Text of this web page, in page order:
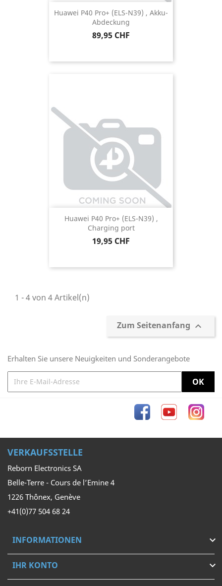
Huawei P40 Pro+ (ELS-N39) , Akku-
Abdeckung
Preis
89,95 CHF
Huawei P40 Pro+ (ELS-N39) ,
Charging port
Preis
19,95 CHF
1 - 4 von 4 Artikel(n)
Zum Seitenanfang 
Erhalten Sie unsere Neuigkeiten und Sonderangebote
FacebookYouTube
VERKAUFSSTELLE
Reborn Electronics SA
Belle-Terre - Cours de l’Emine 4
1226 Thônex, Genève
+41(0)77 504 68 24
INFORMATIONEN 
IHR KONTO 